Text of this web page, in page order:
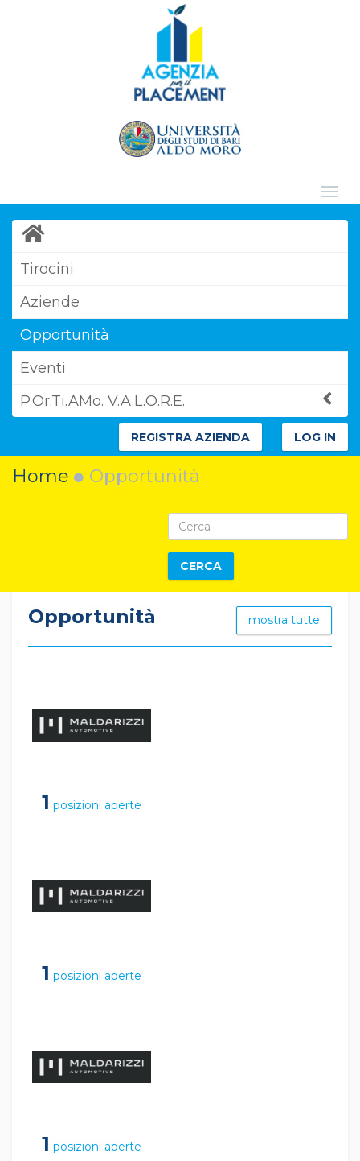
Tirocini
Aziende
Opportunità
Eventi
P.Or.Ti.AMo. V.A.L.O.R.E.
REGISTRA AZIENDA LOG IN
Home Opportunità
CERCA
Opportunità mostra tutte
1 posizioni aperte
1 posizioni aperte
1 posizioni aperte